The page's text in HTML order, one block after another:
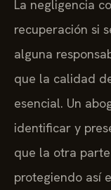
La negligencia
recuperación si
alguna
que la calidad
esencial. Un
identificar y
que la otra
protegiendo así